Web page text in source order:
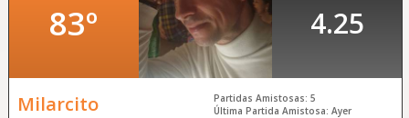
83º 4.25
Milarcito
Partidas Amistosas: 5
Última Partida Amistosa: Ayer